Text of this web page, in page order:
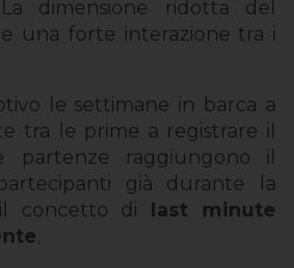
dimensione ridotta del
una forte interazione tra i
le settimane in barca a
tra le prime a registrare il
partenze raggiungono il
già durante la
concetto di last minute
.